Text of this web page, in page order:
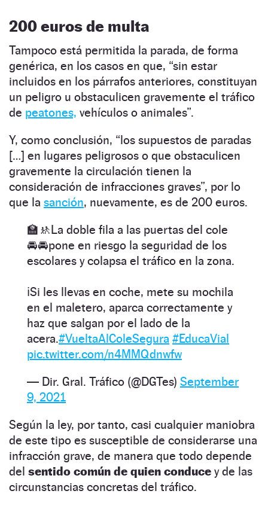
200 euros de multa
Tampoco está permitida la parada, de forma
genérica, en los casos en que, “sin estar
incluidos en los párrafos anteriores, constituyan
un peligro u obstaculicen gravemente el tráfico
de peatones, vehículos o animales”.
Y, como conclusión, “los supuestos de paradas
[…] en lugares peligrosos o que obstaculicen
gravemente la circulación tienen la
consideración de infracciones graves”, por lo
que la sanción, nuevamente, es de 200 euros.
🏫🚸La doble fila a las puertas del cole
🚘🚘pone en riesgo la seguridad de los
escolares y colapsa el tráfico en la zona.
ℹ️Si les llevas en coche, mete su mochila
en el maletero, aparca correctamente y
haz que salgan por el lado de la
acera.#VueltaAlColeSegura #EducaVial
pic.twitter.com/n4MMQdnwfw
— Dir. Gral. Tráfico (@DGTes) September
9, 2021
Según la ley, por tanto, casi cualquier maniobra
de este tipo es susceptible de considerarse una
infracción grave, de manera que todo depende
del sentido común de quien conduce y de las
circunstancias concretas del tráfico.